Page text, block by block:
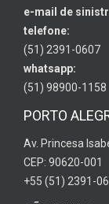
e-mail de
telefone:
(51) 2391-0607
whatsapp:
(51) 98900-1158
PORTO
Av. Princesa
CEP: 90620-001
+55 (51) 2391-